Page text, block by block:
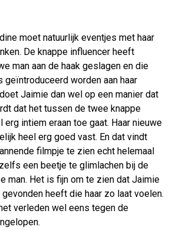
moet natuurlijk eventjes met haar
De knappe influencer heeft
man aan de haak geslagen en die
worden aan haar
Jaimie dan wel op een manier dat
dat het tussen de twee knappe
erg intiem eraan toe gaat. Haar nieuwe
heel erg goed vast. En dat vindt
filmpje te zien echt helemaal
een beetje te glimlachen bij de
man. Het is fijn om te zien dat Jaimie
heeft die haar zo laat voelen.
verleden wel eens tegen de